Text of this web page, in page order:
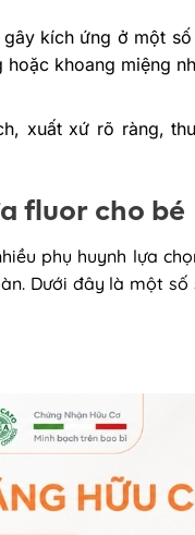
kích ứng ở một
khoang miệng
xuất xứ rõ ràng,
fluor cho bé
phụ huynh lựa
Dưới đây là một